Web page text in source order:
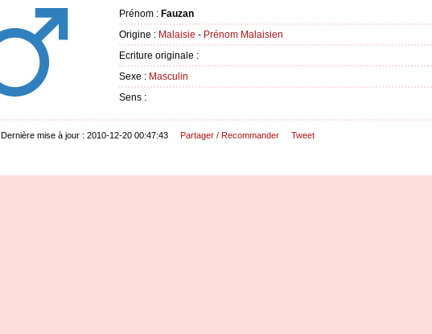
Prénom : Fauzan
Origine : Malaisie - Prénom Malaisien
Ecriture originale :
Sexe : Masculin
Sens :
Dernière mise à jour : 2010-12-20 00:47:43 Partager / Recommander Tweet